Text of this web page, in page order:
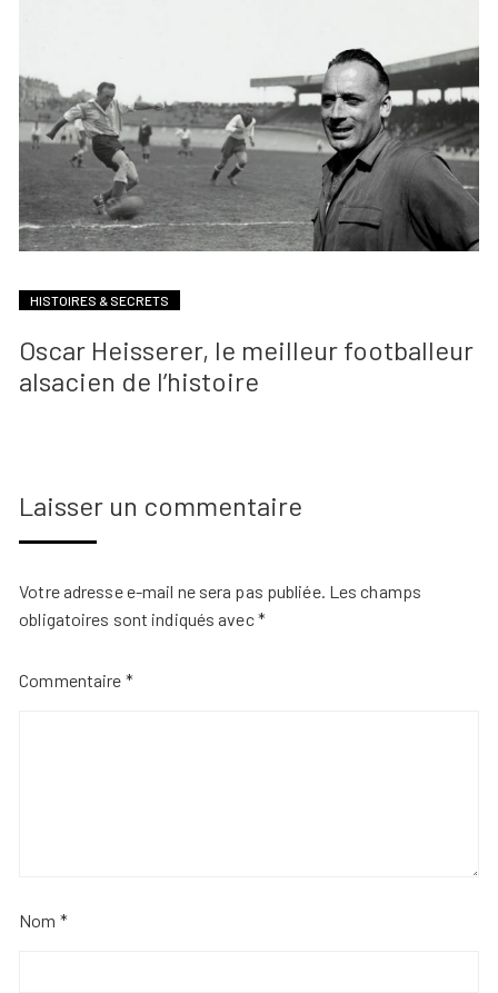
HISTOIRES & SECRETS
Oscar Heisserer, le meilleur footballeur
alsacien de l’histoire
Laisser un commentaire
Votre adresse e-mail ne sera pas publiée. Les champs
obligatoires sont indiqués avec*
Commentaire *
Nom *